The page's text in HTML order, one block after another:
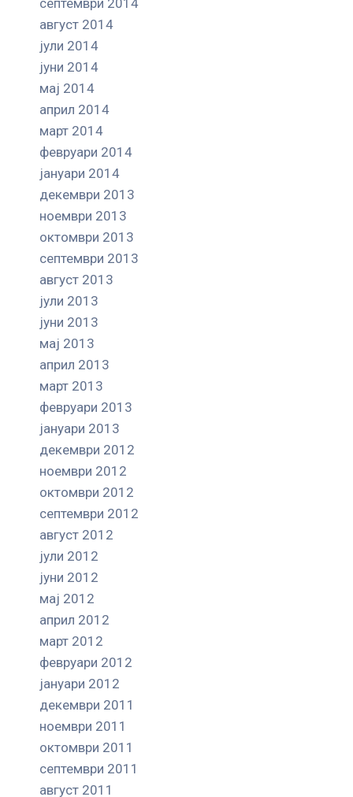
август 2014
јули 2014
јуни 2014
мај 2014
април 2014
март 2014
февруари 2014
јануари 2014
декември 2013
ноември 2013
октомври 2013
септември 2013
август 2013
јули 2013
јуни 2013
мај 2013
април 2013
март 2013
февруари 2013
јануари 2013
декември 2012
ноември 2012
октомври 2012
септември 2012
август 2012
јули 2012
јуни 2012
мај 2012
април 2012
март 2012
февруари 2012
јануари 2012
декември 2011
ноември 2011
октомври 2011
септември 2011
август 2011